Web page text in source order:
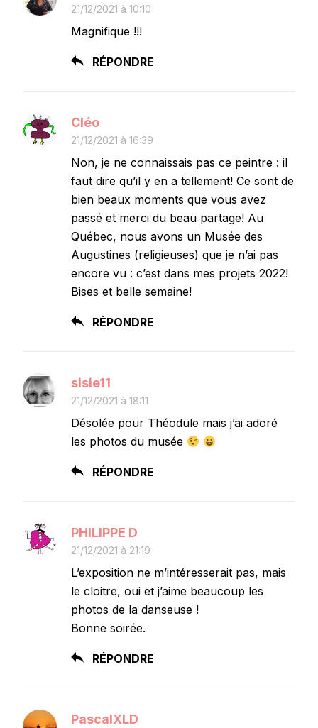
21/12/2021 à 10:10
Magnifique !!!
RÉPONDRE
Cléo
21/12/2021 à 16:39
Non, je ne connaissais pas ce peintre : il
faut dire qu’il y en a tellement! Ce sont de
bien beaux moments que vous avez
passé et merci du beau partage! Au
Québec, nous avons un Musée des
Augustines (religieuses) que je n’ai pas
encore vu : c’est dans mes projets 2022!
Bises et belle semaine!
RÉPONDRE
sisie11
21/12/2021 à 18:11
Désolée pour Théodule mais j’ai adoré
les photos du musée
RÉPONDRE
PHILIPPE D
21/12/2021 à 21:19
L’exposition ne m’intéresserait pas, mais
le cloitre, oui et j’aime beaucoup les
photos de la danseuse !
Bonne soirée.
RÉPONDRE
PascalXLD